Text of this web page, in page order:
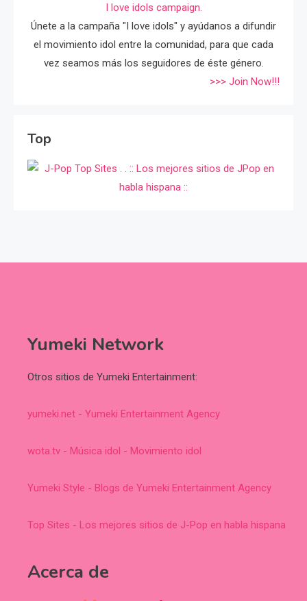
I love idols campaign.
Únete a la campaña "I love idols" y ayúdanos a difundir
el movimiento idol entre la comunidad, para que cada
vez seamos más los seguidores de éste género.
>>> Join Now!!!
Top
Yumeki Network
Otros sitios de Yumeki Entertainment:
yumeki.net - Yumeki Entertainment Agency
wota.tv - Música idol - Movimiento idol
Yumeki Style - Blogs de Yumeki Entertainment Agency
Top Sites - Los mejores sitios de J-Pop en habla hispana
Acerca de